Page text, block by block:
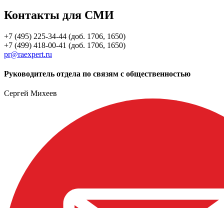
Контакты для СМИ
+7 (495) 225-34-44 (доб. 1706, 1650)
+7 (499) 418-00-41 (доб. 1706, 1650)
pr@raexpert.ru
Руководитель отдела по связям с общественностью
Сергей Михеев